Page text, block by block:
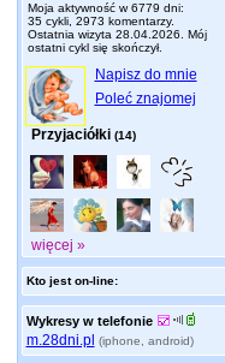
Moja aktywność w 6779 dni:
35 cykli, 2973 komentarzy.
Ostatnia wizyta 28.04.2026 . Mój
ostatni cykl się skończył.
Napisz do mnie
Poleć znajomej
Przyjaciółki (14)
więcej »
Kto jest on-line:
Wykresy w telefonie
m.28dni.pl (iphone, android)